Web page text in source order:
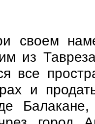
своем
из
все
и